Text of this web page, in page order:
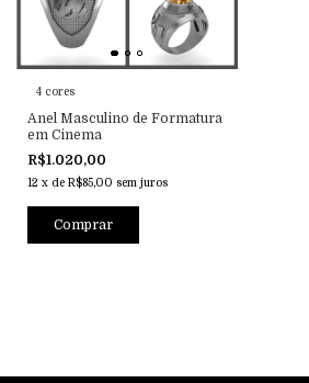
4 cores
Anel Masculino de Formatura
em Cinema
R$1.020,00
12 x de R$85,00 sem juros
Comprar